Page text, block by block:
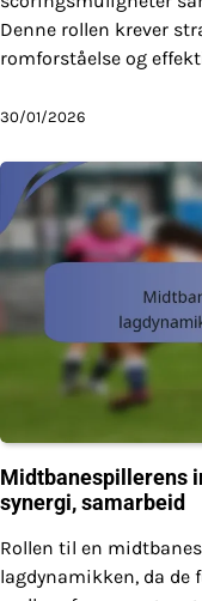
Denne rollen krever
romforståelse og
30/01/2026
Midtbanespillerens
synergi, samarbeid
Rollen til en
lagdynamikken, da de